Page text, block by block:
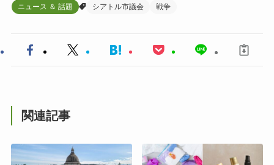
ニュース ＆ 話題 シアトル市議会 戦争
関連記事